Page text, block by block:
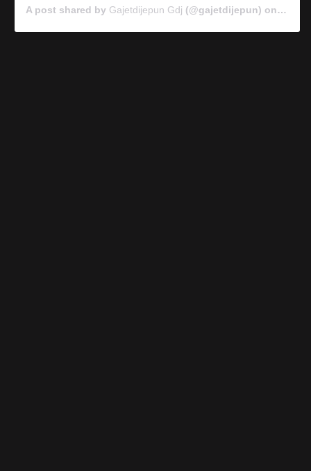
A post shared by Gajetdijepun Gdj (@gajetdijepun) on Jan 7,